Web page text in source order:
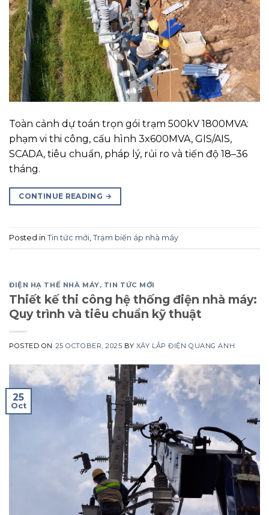
Toàn cảnh dự toán trọn gói trạm 500kV 1800MVA:
phạm vi thi công, cấu hình 3x600MVA, GIS/AIS,
SCADA, tiêu chuẩn, pháp lý, rủi ro và tiến độ 18–36
tháng.
CONTINUE READING →
Posted in Tin tức mới Trạm biến áp nhà máy
ĐIỆN HẠ THẾ NHÀ MÁY, TIN TỨC MỚI
Thiết kế thi công hệ thống điện nhà máy:
Quy trình và tiêu chuẩn kỹ thuật
POSTED ON 25 OCTOBER, 2025 BY XÂY LẮP ĐIỆN QUANG ANH
25
Oct